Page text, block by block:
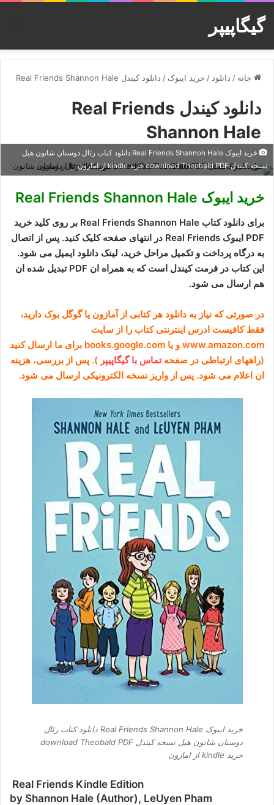
گیگاپیپر
خانه / دانلود / خرید ایبوک / دانلود کیندل Real Friends Shannon Hale
دانلود کیندل Real Friends
Shannon Hale
خرید ایبوک Real Friends Shannon Hale دانلود کتاب رئال دوستان شانون هیل
نسخه کیندل download Theobald PDF خرید kindle از امازون
خرید ایبوک Real Friends Shannon Hale
برای دانلود کتاب Real Friends Shannon Hale بر روی کلید خرید
PDF ایبوک Real Friends در انتهای صفحه کلیک کنید. پس از اتصال
به درگاه پرداخت و تکمیل مراحل خرید، لینک دانلود ایمیل می شود.
این کتاب در فرمت کیندل است که به همراه ان PDF تبدیل شده ان
هم ارسال می شود.
در صورتی که نیاز به دانلود هر کتابی از آمازون یا گوگل بوک دارید،
فقط کافیست ادرس اینترنتی کتاب را از سایت
www.amazon.com و یا books.google.com برای ما ارسال کنید
(راههای ارتباطی در صفحهتماس با گیگاپیپر ). پس از بررسی، هزینه
ان اعلام می شود. پس از واریز نسخه الکترونیکی ارسال می شود.
خرید ایبوک Real Friends Shannon Hale دانلود کتاب رئال
دوستان شانون هیل نسخه کیندل download Theobald PDF
خرید kindle از امازون
Real Friends Kindle Edition
by Shannon Hale (Author), LeUyen Pham